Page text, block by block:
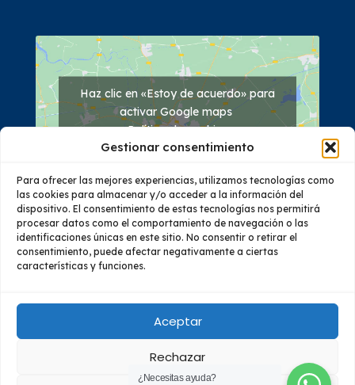
Gestionar consentimiento
Para ofrecer las mejores experiencias, utilizamos tecnologías como
las cookies para almacenar y/o acceder a la información del
dispositivo. El consentimiento de estas tecnologías nos permitirá
procesar datos como el comportamiento de navegación o las
identificaciones únicas en este sitio. No consentir o retirar el
consentimiento, puede afectar negativamente a ciertas
características y funciones.
Aceptar
Rechazar
Haz clic en «Estoy de acuerdo» para
activar Google maps
Política de cookies
Educación Continua
© 2023 Todos los derechos reservados – Instituto Superior
Tecnológico Almirante Illingworth - Guayaquil, Ecuador
¿Necesitas ayuda?